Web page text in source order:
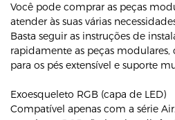
Você pode comprar as peças
atender às suas várias
Basta seguir as instruções de
rapidamente as peças
para os pés extensível e suporte
Exoesqueleto RGB (capa de LED)
Compatível apenas com a série